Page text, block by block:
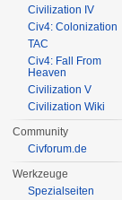
Civilization IV
Civ4: Colonization
TAC
Civ4: Fall From
Heaven
Civilization V
Civilization Wiki
Community
Civforum.de
Werkzeuge
Spezialseiten